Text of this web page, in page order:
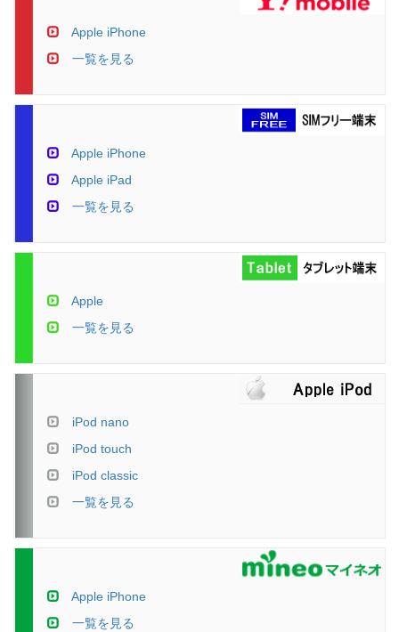
Apple iPhone
一覧を見る
Apple iPhone
Apple iPad
一覧を見る
Apple
一覧を見る
iPod nano
iPod touch
iPod classic
一覧を見る
Apple iPhone
一覧を見る